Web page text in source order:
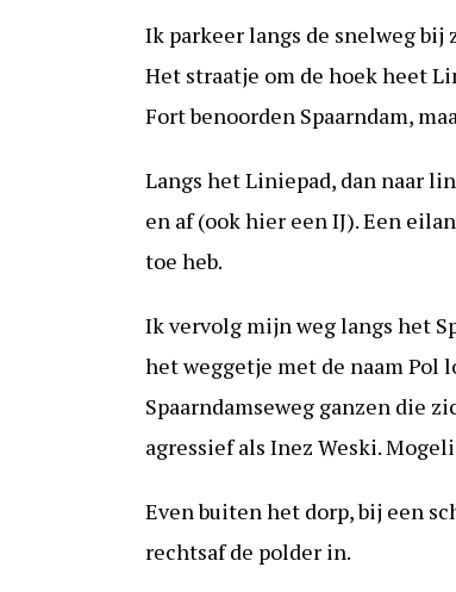
Ik parkeer langs de snelweg bij
Het straatje om de hoek heet
Fort benoorden Spaarndam,
Langs het Liniepad, dan naar
en af (ook hier een IJ). Een
toe heb.
Ik vervolg mijn weg langs het
het weggetje met de naam Pol
Spaarndamseweg ganzen die
agressief als Inez Weski.
Even buiten het dorp, bij een
rechtsaf de polder in.